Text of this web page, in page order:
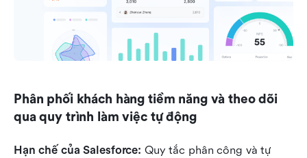
Phân phối khách hàng tiềm năng và theo dõi
qua quy trình làm việc tự động
Hạn chế của Salesforce: Quy tắc phân công và tự